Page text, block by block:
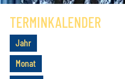
GESCHICHTE
VEREIN
TERMINKALENDER
Jahr
Monat